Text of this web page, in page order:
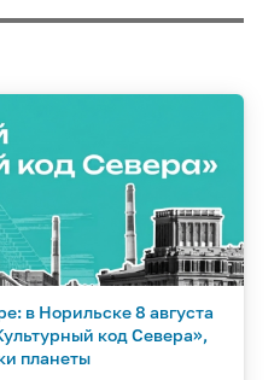
в Норильске 8 августа
код Севера»,
планеты